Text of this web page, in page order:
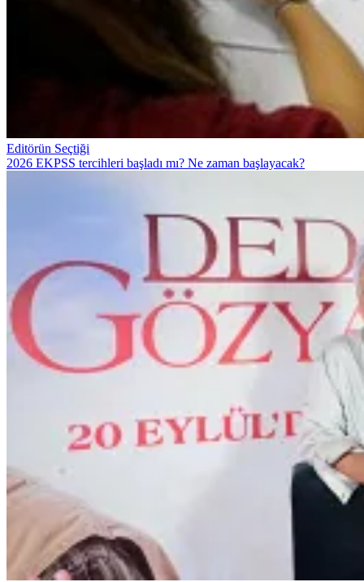
Editörün Seçtiği
2026 EKPSS tercihleri başladı mı? Ne zaman başlayacak?